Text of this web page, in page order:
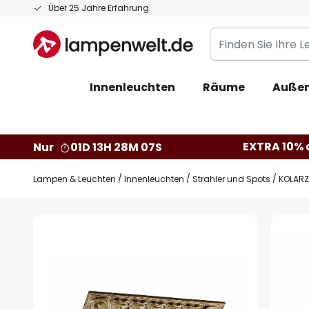
Über 25 Jahre Erfahrung
Zum
springen
Finden
Sie
Leuchte...
Innenleuchten Räume
Nur
01D 13H 28M 06S EXTRA
Lampen & Leuchten Innenleuchten Strahler und Spots